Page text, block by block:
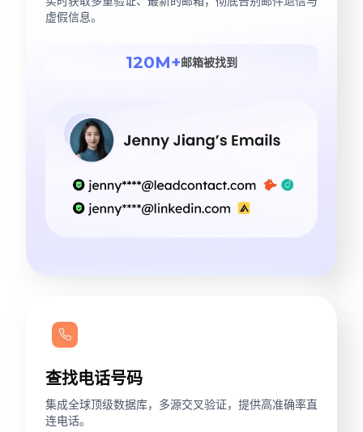
虚假信息。
120M+邮箱被找到
查找电话号码
集成全球顶级数据库，多源交叉验证，提供高准确率直
连电话。